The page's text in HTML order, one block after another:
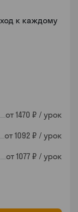
к каждому
от 1470 ₽ / урок
от 1092 ₽ / урок
от 1077 ₽ / урок